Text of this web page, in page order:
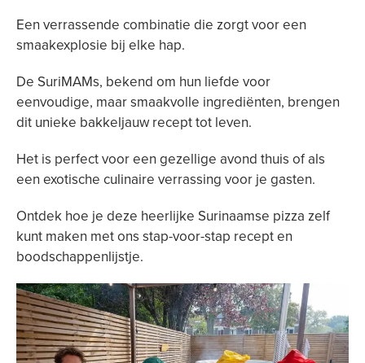
Een verrassende combinatie die zorgt voor een
smaakexplosie bij elke hap.
De SuriMAMs, bekend om hun liefde voor
eenvoudige, maar smaakvolle ingrediënten, brengen
dit unieke bakkeljauw recept tot leven.
Het is perfect voor een gezellige avond thuis of als
een exotische culinaire verrassing voor je gasten.
Ontdek hoe je deze heerlijke Surinaamse pizza zelf
kunt maken met ons stap-voor-stap recept en
boodschappenlijstje.